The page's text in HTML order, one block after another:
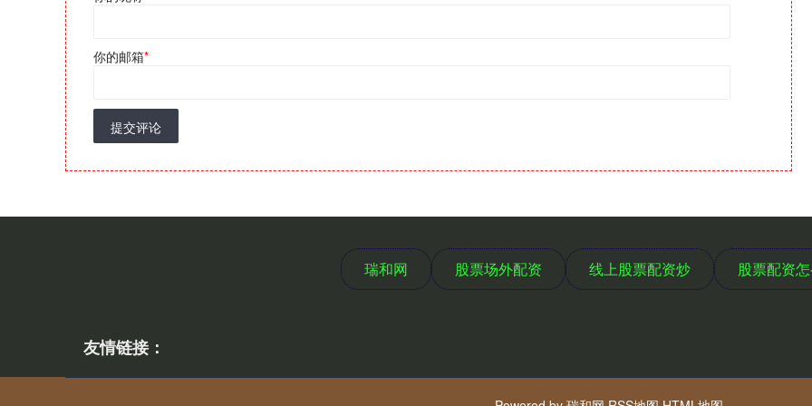
你的邮箱*
提交评论
瑞和网 股票场外配资 线上股票配资炒 股票配资
友情链接：